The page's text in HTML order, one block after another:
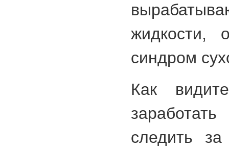
жидкости,
синдром
Как
следить